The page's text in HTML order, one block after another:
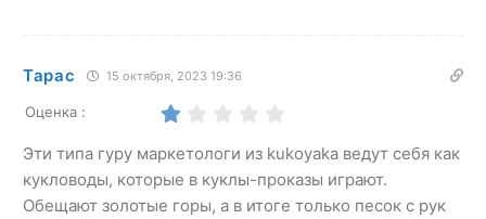
Тарас 15 октября, 2023 19:36
Оценка :
Эти типа гуру маркетологи из kukoyaka ведут себя как
кукловоды, которые в куклы-проказы играют.
Обещают золотые горы, а в итоге только песок с рук